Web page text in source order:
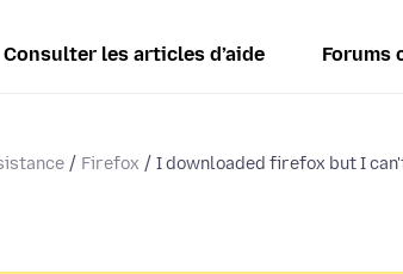
Consulter les articles d’aide Forums
Firefox I downloaded firefox but I